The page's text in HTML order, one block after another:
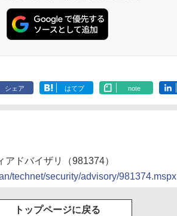
シェア はてブ note
ドバイザリ（981374）
technet/security/advisory/981374.mspx
トップページに戻る